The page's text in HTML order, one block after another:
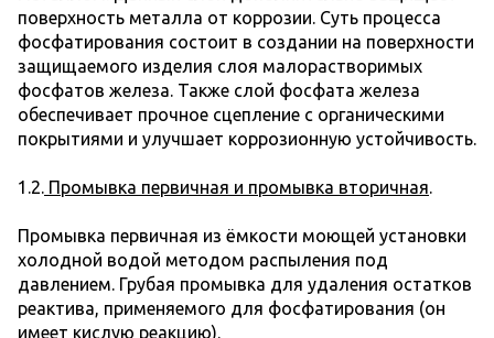
поверхность металла от коррозии. Суть процесса
фосфатирования состоит в создании на поверхности
защищаемого изделия слоя малорастворимых
фосфатов железа. Также слой фосфата железа
обеспечивает прочное сцепление с органическими
покрытиями и улучшает коррозионную устойчивость.
1.2. Промывка первичная и промывка вторичная.
Промывка первичная из ёмкости моющей установки
холодной водой методом распыления под
давлением. Грубая промывка для удаления остатков
реактива, применяемого для фосфатирования (он
имеет кислую реакцию).